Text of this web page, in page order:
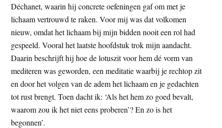
Déchanet, waarin hij concrete oefeningen gaf om met je
lichaam vertrouwd te raken. Voor mij was dat volkomen
nieuw, omdat het lichaam bij mijn bidden nooit een rol had
gespeeld. Vooral het laatste hoofdstuk trok mijn aandacht.
Daarin beschrijft hij hoe de lotuszit voor hem dé vorm van
mediteren was geworden, een meditatie waarbij je rechtop zit
en door het volgen van de adem het lichaam en je gedachten
tot rust brengt. Toen dacht ik: ‘Als het hem zo goed bevalt,
waarom zou ik het niet eens proberen’? En zo is het
begonnen’.